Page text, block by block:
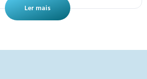
Ler mais